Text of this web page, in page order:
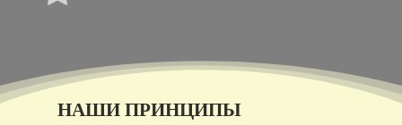
НАШИ ПРИНЦИПЫ